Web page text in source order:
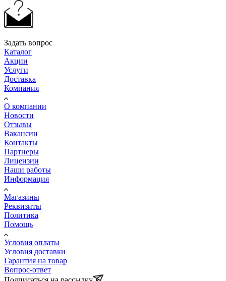
Задать вопрос
Каталог
Акции
Услуги
Доставка
Компания
О компании
Новости
Отзывы
Вакансии
Контакты
Партнеры
Лицензии
Наши работы
Информация
Магазины
Реквизиты
Политика
Помощь
Условия оплаты
Условия доставки
Гарантия на товар
Вопрос-ответ